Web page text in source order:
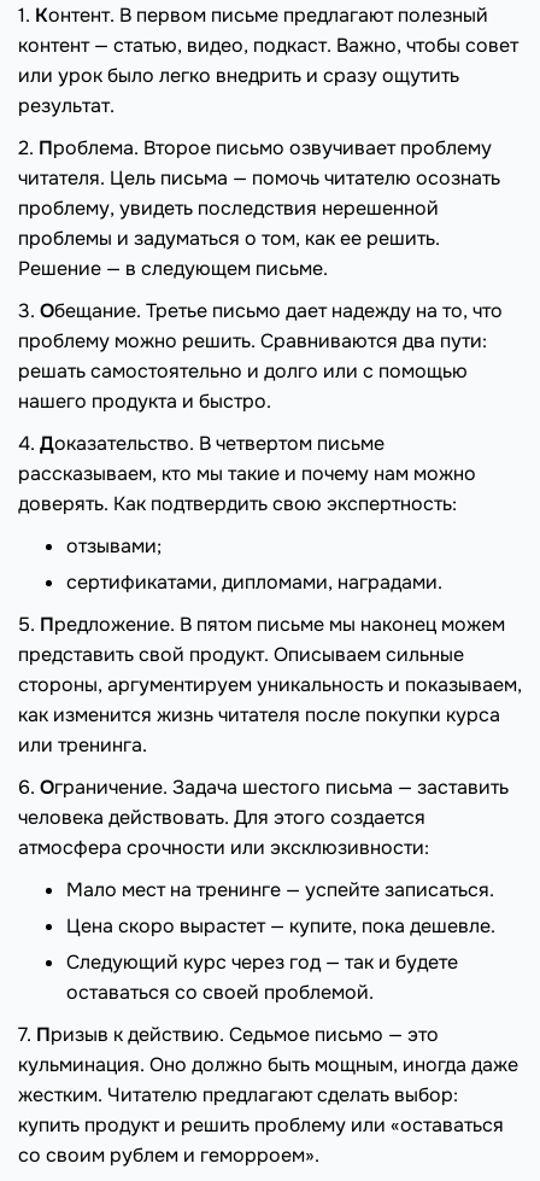
1. Контент. В первом письме предлагают полезный
контент — статью, видео, подкаст. Важно, чтобы совет
или урок было легко внедрить и сразу ощутить
результат.
2. Проблема. Второе письмо озвучивает проблему
читателя. Цель письма — помочь читателю осознать
проблему, увидеть последствия нерешенной
проблемы и задуматься о том, как ее решить.
Решение — в следующем письме.
3. Обещание. Третье письмо дает надежду на то, что
проблему можно решить. Сравниваются два пути:
решать самостоятельно и долго или с помощью
нашего продукта и быстро.
4. Доказательство. В четвертом письме
рассказываем, кто мы такие и почему нам можно
доверять. Как подтвердить свою экспертность:
отзывами;
сертификатами, дипломами, наградами.
5. Предложение. В пятом письме мы наконец можем
представить свой продукт. Описываем сильные
стороны, аргументируем уникальность и показываем,
как изменится жизнь читателя после покупки курса
или тренинга.
6. Ограничение. Задача шестого письма — заставить
человека действовать. Для этого создается
атмосфера срочности или эксклюзивности:
Мало мест на тренинге — успейте записаться.
Цена скоро вырастет — купите, пока дешевле.
Следующий курс через год — так и будете
оставаться со своей проблемой.
7. Призыв к действию. Седьмое письмо — это
кульминация. Оно должно быть мощным, иногда даже
жестким. Читателю предлагают сделать выбор:
купить продукт и решить проблему или «оставаться
со своим рублем и геморроем».